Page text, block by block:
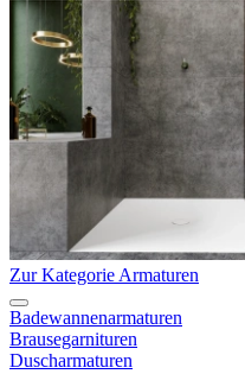
Zur Kategorie Armaturen
Badewannenarmaturen
Brausegarnituren
Duscharmaturen